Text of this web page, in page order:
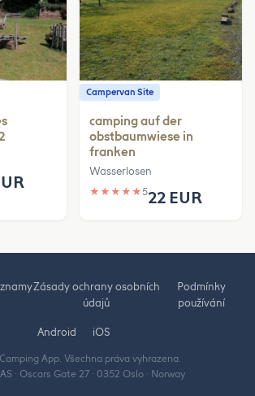
Campervan Site
camping auf der
obstbaumwiese in
franken
Wasserlosen
★ ★ ★ ★ ★522 EUR
Zásady ochrany osobních
údajů
Podmínky
používání
Android iOS
App. Všechna práva vyhrazena.
· Oscars Gate 27 · 0352 Oslo · Norway